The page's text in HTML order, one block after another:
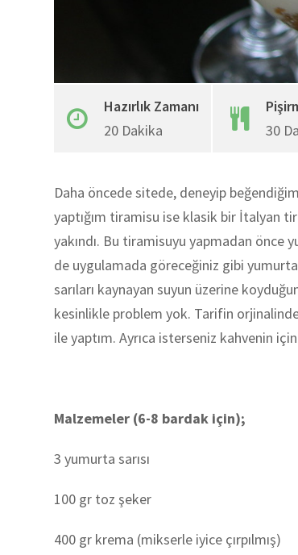
Hazırlık Zamanı
20 Dakika
30
Daha öncede sitede, deneyip beğendiğim
yaptığım tiramisu ise klasik bir İtalyan
yakındı. Bu tiramisuyu yapmadan önce
de uygulamada göreceğiniz gibi
sarıları kaynayan suyun üzerine
kesinlikle problem yok. Tarifin
ile yaptım. Ayrıca isterseniz kahvenin
Malzemeler (6-8 bardak için);
3 yumurta sarısı
100 gr toz şeker
400 gr krema (mikserle iyice çırpılmış)